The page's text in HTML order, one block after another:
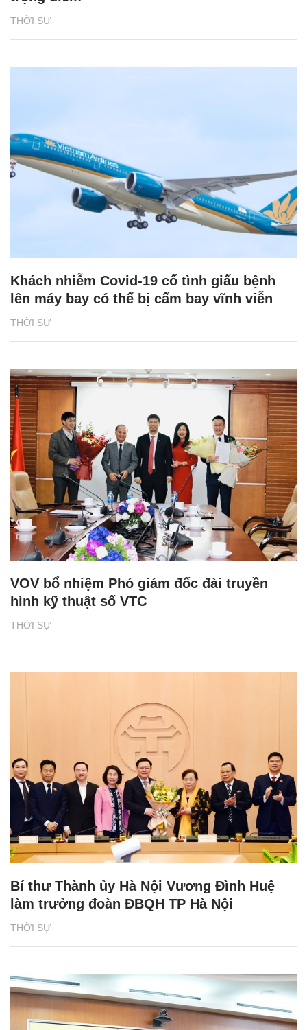
THỜI SỰ
THỜI SỰ
Khách nhiễm Covid-19 cố tình giấu bệnh
lên máy bay có thể bị cấm bay vĩnh viễn
THỜI SỰ
VOV bổ nhiệm Phó giám đốc đài truyền
hình kỹ thuật số VTC
THỜI SỰ
Bí thư Thành ủy Hà Nội Vương Đình Huệ
làm trưởng đoàn ĐBQH TP Hà Nội